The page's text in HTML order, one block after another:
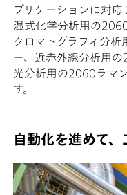
プリケーションに対
湿式化学分析用の
クロマトグラフィ分
ー、近赤外線分析用
光分析用の2060ラマ
す。
自動化を進めて